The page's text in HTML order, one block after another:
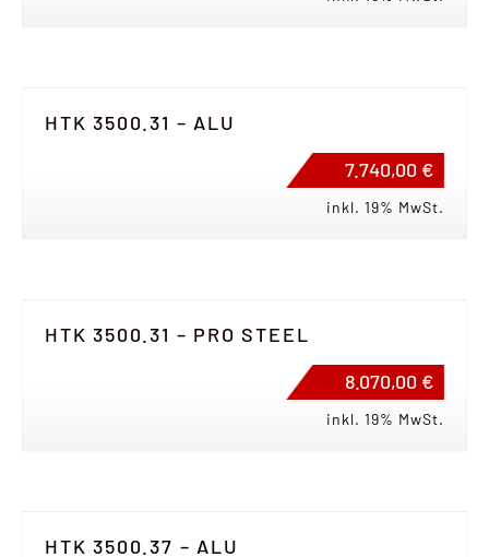
HTK 3500.31 – ALU
7.740,00 €
inkl. 19% MwSt.
HTK 3500.31 – PRO STEEL
8.070,00 €
inkl. 19% MwSt.
HTK 3500.37 – ALU